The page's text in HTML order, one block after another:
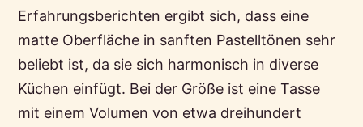
Erfahrungsberichten ergibt sich, dass eine
matte Oberfläche in sanften Pastelltönen sehr
beliebt ist, da sie sich harmonisch in diverse
Küchen einfügt. Bei der Größe ist eine Tasse
mit einem Volumen von etwa dreihundert